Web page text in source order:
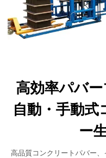
高効率パバ
自動・手動
ー
高品質コンクリートパバー